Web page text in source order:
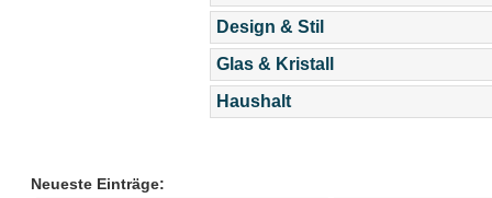
Design & Stil
Glas & Kristall
Haushalt
Neueste Einträge: